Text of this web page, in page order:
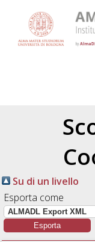
Su di un livello
Esporta come